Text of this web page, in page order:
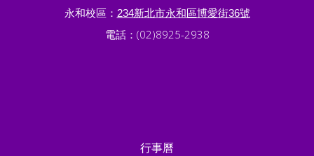
永和校區： 234新北市永和區博愛街36號
電話：(02)8925-2938
行事曆